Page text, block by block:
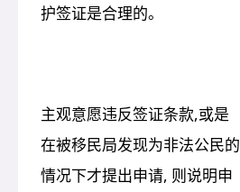
护签证是合理的。
主观意愿违反签证条款,或是
在被移民局发现为非法公民的
情况下才提出申请, 则说明申